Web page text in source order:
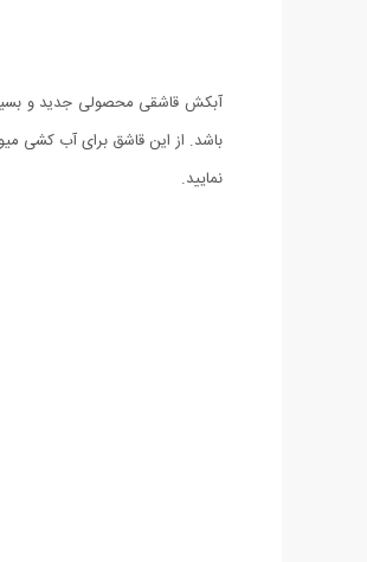
باشد. از این قاشق برای آب کشی
نمایید.